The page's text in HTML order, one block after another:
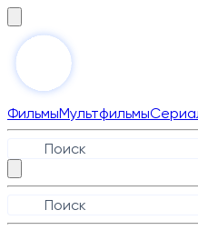
ФильмыМультфильмы